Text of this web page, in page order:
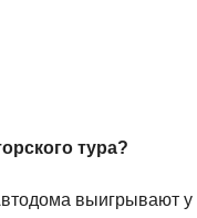
тура?
выигрывают у